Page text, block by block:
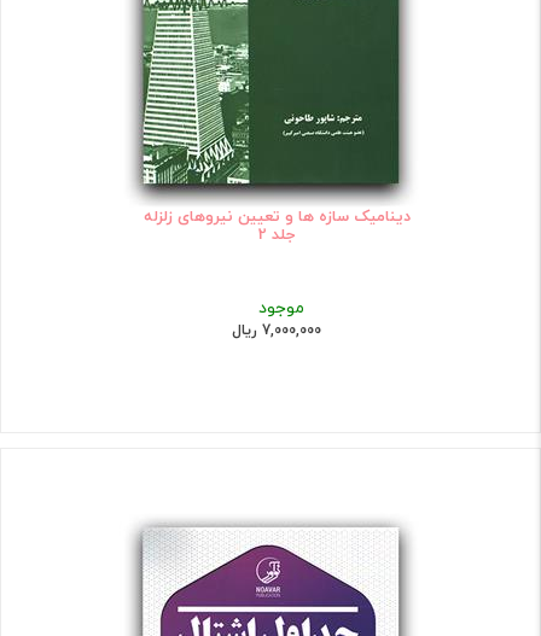
دینامیک سازه ها و تعیین نیروهای زلزله
جلد 2
موجود
7,000,000 ریال